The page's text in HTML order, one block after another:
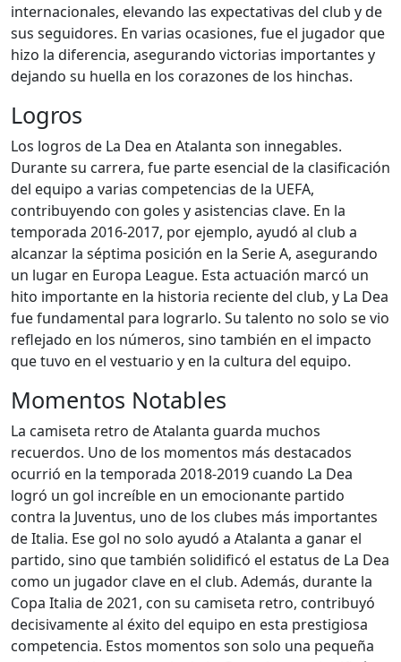
internacionales, elevando las expectativas del club y de
sus seguidores. En varias ocasiones, fue el jugador que
hizo la diferencia, asegurando victorias importantes y
dejando su huella en los corazones de los hinchas.
Logros
Los logros de La Dea en Atalanta son innegables.
Durante su carrera, fue parte esencial de la clasificación
del equipo a varias competencias de la UEFA,
contribuyendo con goles y asistencias clave. En la
temporada 2016-2017, por ejemplo, ayudó al club a
alcanzar la séptima posición en la Serie A, asegurando
un lugar en Europa League. Esta actuación marcó un
hito importante en la historia reciente del club, y La Dea
fue fundamental para lograrlo. Su talento no solo se vio
reflejado en los números, sino también en el impacto
que tuvo en el vestuario y en la cultura del equipo.
Momentos Notables
La camiseta retro de Atalanta guarda muchos
recuerdos. Uno de los momentos más destacados
ocurrió en la temporada 2018-2019 cuando La Dea
logró un gol increíble en un emocionante partido
contra la Juventus, uno de los clubes más importantes
de Italia. Ese gol no solo ayudó a Atalanta a ganar el
partido, sino que también solidificó el estatus de La Dea
como un jugador clave en el club. Además, durante la
Copa Italia de 2021, con su camiseta retro, contribuyó
decisivamente al éxito del equipo en esta prestigiosa
competencia. Estos momentos son solo una pequeña